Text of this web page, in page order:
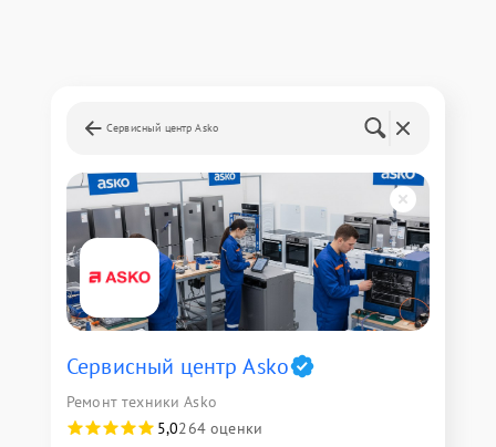
Сервисный центр Asko
Сервисный центр Asko
Ремонт техники Asko
5,0264 оценки